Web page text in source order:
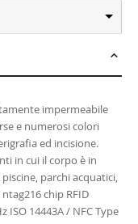
impermeabile
e numerosi colori
ed incisione.
in cui il corpo è in
parchi acquatici,
chip RFID
ISO 14443A / NFC Type